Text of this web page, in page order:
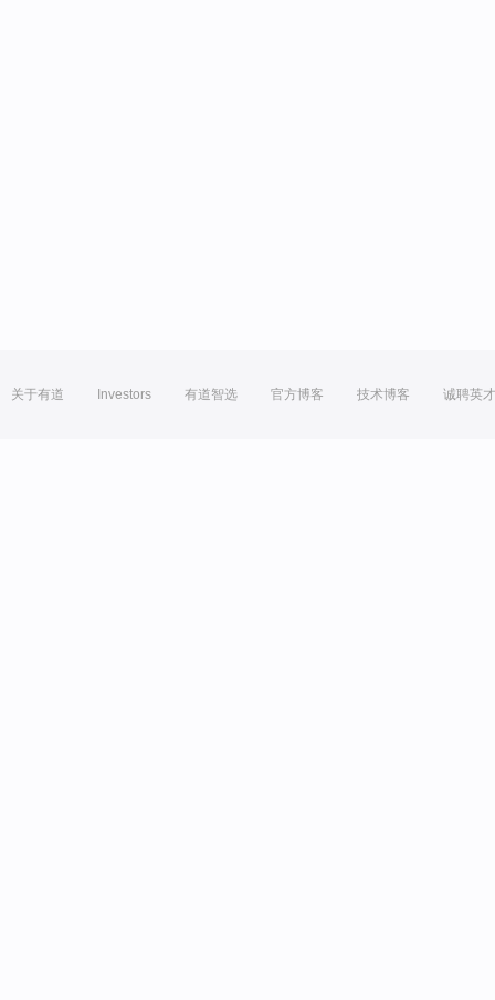
关于有道 Investors 有道智选 官方博客 技术博客 诚聘英才